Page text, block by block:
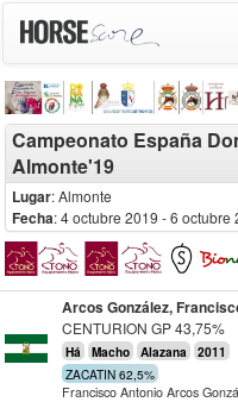
Campeonato España
Almonte'19
Lugar: Almonte
Fecha: 4 octubre 2019 - 6 octubre
Arcos González,
CENTURION GP 43,75%
Há Macho Alazana 2011
ZACATIN 62,5%
Francisco Antonio Arcos